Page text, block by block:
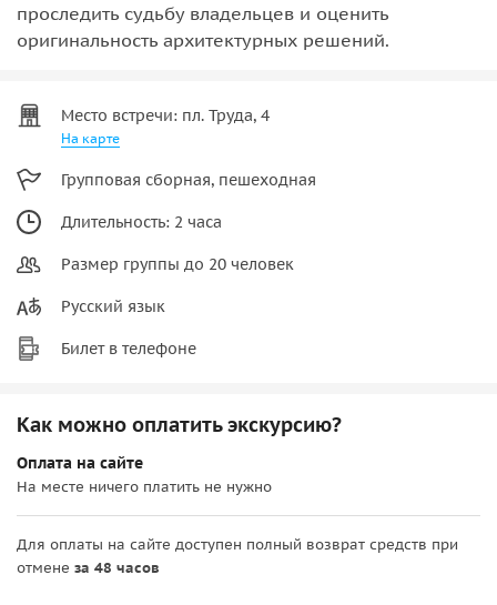
проследить судьбу владельцев и оценить
оригинальность архитектурных решений.
Место встречи: пл. Труда, 4
На карте
Групповая сборная, пешеходная
Длительность: 2 часа
Размер группы до 20 человек
Русский язык
Билет в телефоне
Как можно оплатить экскурсию?
Оплата на сайте
На месте ничего платить не нужно
Для оплаты на сайте доступен полный возврат средств при
отмене за 48 часов